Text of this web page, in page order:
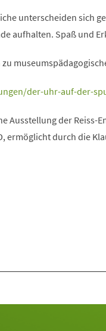
unterscheiden sich
aufhalten. Spaß und
der-uhr-auf-der-
Ausstellung der Reiss-
ermöglicht durch die